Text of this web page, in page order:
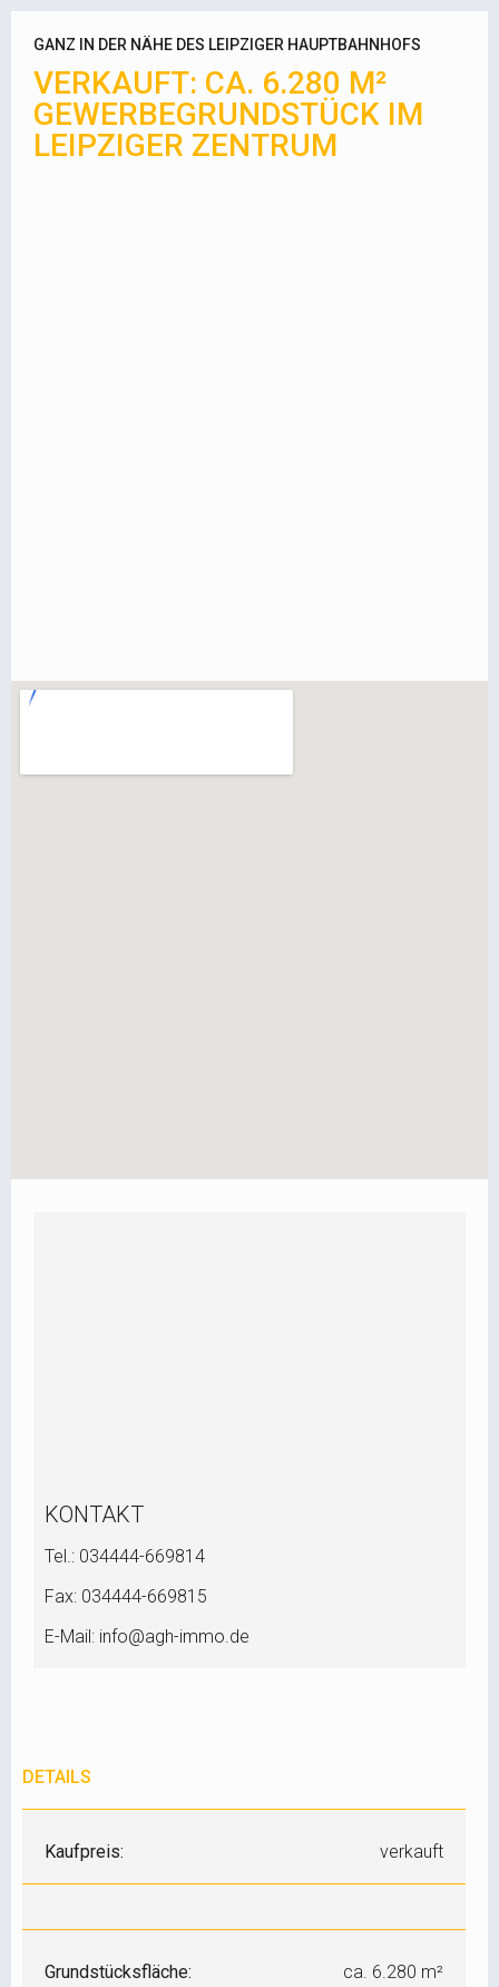
GANZ IN DER NÄHE DES LEIPZIGER HAUPTBAHNHOFS
VERKAUFT: CA. 6.280 M²
GEWERBEGRUNDSTÜCK IM
LEIPZIGER ZENTRUM
KONTAKT
Tel.: 034444-669814
Fax: 034444-669815
E-Mail: info@agh-immo.de
DETAILS
Kaufpreis: verkauft
Grundstücksfläche: ca. 6.280 m²